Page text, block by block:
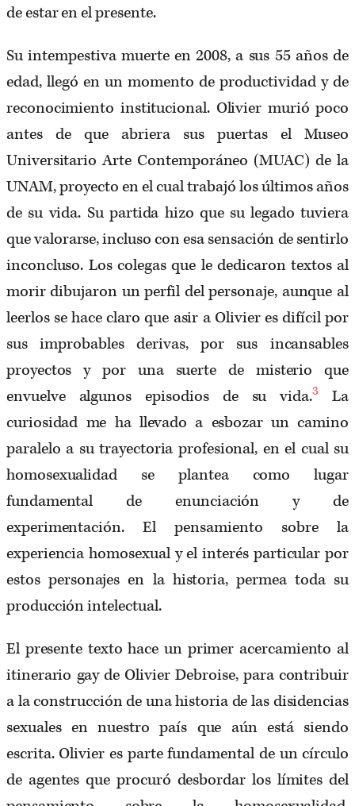
de estar en el presente.
Su intempestiva muerte en 2008, a sus 55 años de
edad, llegó en un momento de productividad y de
reconocimiento institucional. Olivier murió poco
antes de que abriera sus puertas el Museo
Universitario Arte Contemporáneo (MUAC) de la
UNAM, proyecto en el cual trabajó los últimos años
de su vida. Su partida hizo que su legado tuviera
que valorarse, incluso con esa sensación de sentirlo
inconcluso. Los colegas que le dedicaron textos al
morir dibujaron un perfil del personaje, aunque al
leerlos se hace claro que asir a Olivier es difícil por
sus improbables derivas, por sus incansables
proyectos y por una suerte de misterio que
envuelve algunos episodios de su vida.3
La
curiosidad me ha llevado a esbozar un camino
paralelo a su trayectoria profesional, en el cual su
homosexualidad se plantea como lugar
fundamental de enunciación y de
experimentación. El pensamiento sobre la
experiencia homosexual y el interés particular por
estos personajes en la historia, permea toda su
producción intelectual.
El presente texto hace un primer acercamiento al
itinerario gay de Olivier Debroise, para contribuir
a la construcción de una historia de las disidencias
sexuales en nuestro país que aún está siendo
escrita. Olivier es parte fundamental de un círculo
de agentes que procuró desbordar los límites del